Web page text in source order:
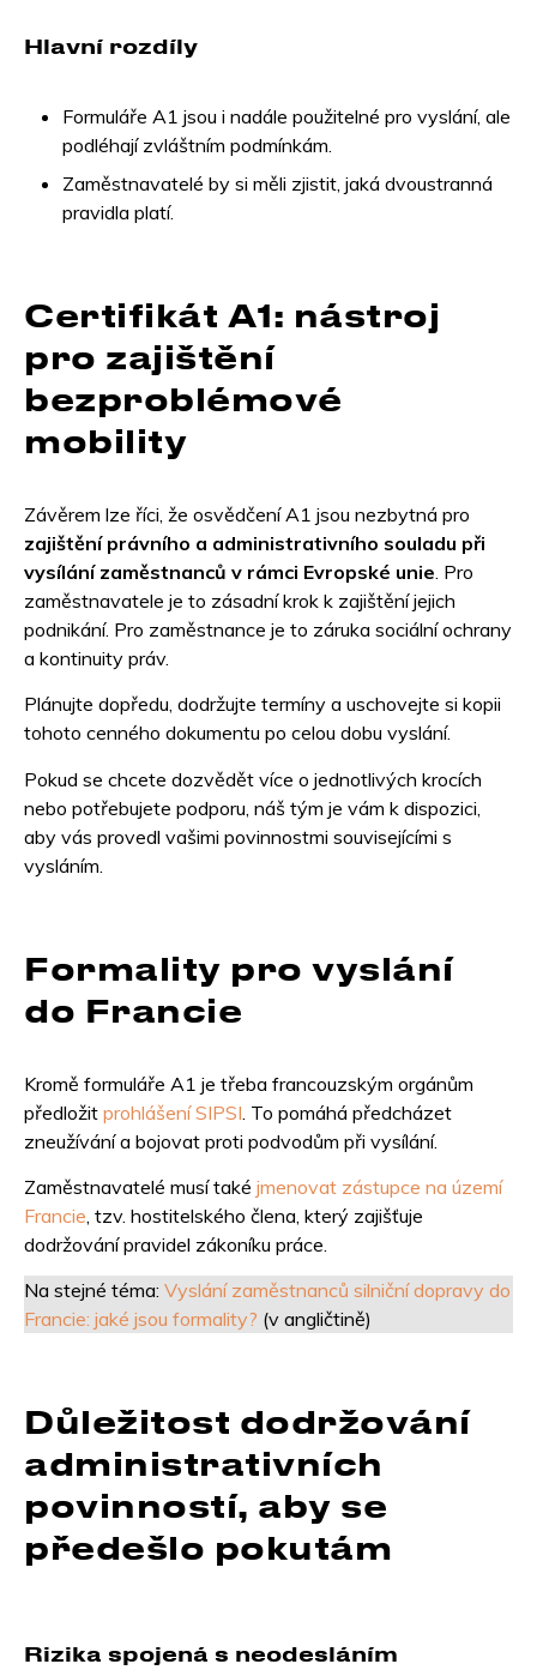
Hlavní rozdíly
Formuláře A1 jsou i nadále použitelné pro vyslání, ale
podléhají zvláštním podmínkám.
Zaměstnavatelé by si měli zjistit, jaká dvoustranná
pravidla platí.
Certifikát A1: nástroj
pro zajištění
bezproblémové
mobility
Závěrem lze říci, že osvědčení A1 jsou nezbytná pro
zajištění právního a administrativního souladu při
vysílání zaměstnanců v rámci Evropské unie . Pro
zaměstnavatele je to zásadní krok k zajištění jejich
podnikání. Pro zaměstnance je to záruka sociální ochrany
a kontinuity práv.
Plánujte dopředu, dodržujte termíny a uschovejte si kopii
tohoto cenného dokumentu po celou dobu vyslání.
Pokud se chcete dozvědět více o jednotlivých krocích
nebo potřebujete podporu, náš tým je vám k dispozici,
aby vás provedl vašimi povinnostmi souvisejícími s
vysláním.
Formality pro vyslání
do Francie
Kromě formuláře A1 je třeba francouzským orgánům
předložit prohlášení SIPSI . To pomáhá předcházet
zneužívání a bojovat proti podvodům při vysílání.
Zaměstnavatelé musí také jmenovat zástupce na území
Francie, tzv. hostitelského člena, který zajišťuje
dodržování pravidel zákoníku práce.
Na stejné téma: Vyslání zaměstnanců silniční dopravy do
Francie: jaké jsou formality? (v angličtině)
Důležitost dodržování
administrativních
povinností, aby se
předešlo pokutám
Rizika spojená s neodesláním